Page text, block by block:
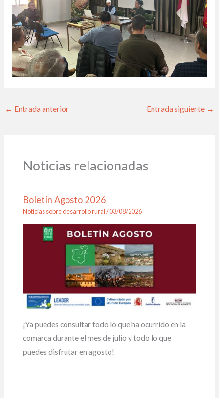
← Entrada anterior Entrada siguiente →
Noticias relacionadas
Boletín Agosto 2026
Noticias sobre desarrollo rural/03/08/2026
¡Ya puedes consultar todo lo que ha ocurrido en la
comarca durante el mes de julio y todo lo que
puedes disfrutar en agosto!